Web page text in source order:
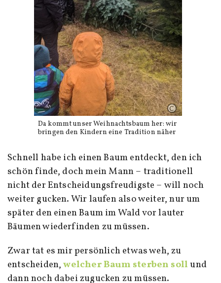
Da kommt unser Weihnachtsbaum her: wir
bringen den Kindern eine Tradition näher
Schnell habe ich einen Baum entdeckt, den ich
schön finde, doch mein Mann – traditionell
nicht der Entscheidungsfreudigste – will noch
weiter gucken. Wir laufen also weiter, nur um
später den einen Baum im Wald vor lauter
Bäumen wiederfinden zu müssen.
Zwar tat es mir persönlich etwas weh, zu
entscheiden,welcher Baum sterben sollund
dann noch dabei zugucken zu müssen.